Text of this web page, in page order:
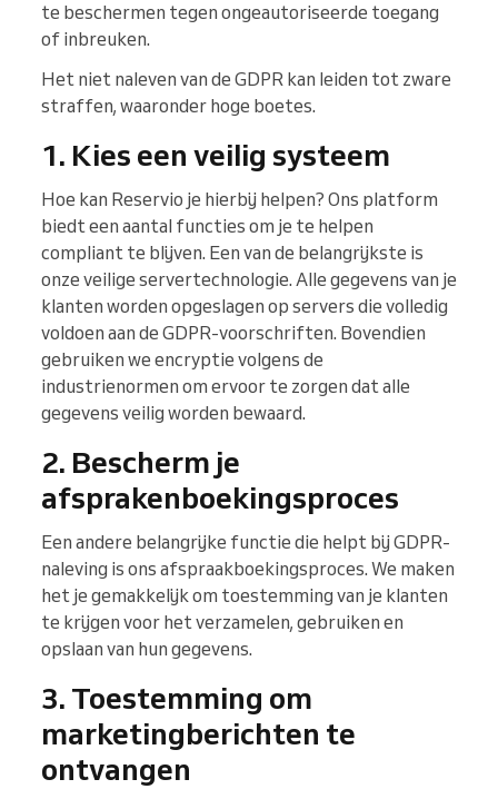
te beschermen tegen ongeautoriseerde toegang
of inbreuken.
Het niet naleven van de GDPR kan leiden tot zware
straffen, waaronder hoge boetes.
1. Kies een veilig systeem
Hoe kan Reservio je hierbij helpen? Ons platform
biedt een aantal functies om je te helpen
compliant te blijven. Een van de belangrijkste is
onze veilige servertechnologie. Alle gegevens van je
klanten worden opgeslagen op servers die volledig
voldoen aan de GDPR-voorschriften. Bovendien
gebruiken we encryptie volgens de
industrienormen om ervoor te zorgen dat alle
gegevens veilig worden bewaard.
2. Bescherm je
afsprakenboekingsproces
Een andere belangrijke functie die helpt bij GDPR-
naleving is ons afspraakboekingsproces. We maken
het je gemakkelijk om toestemming van je klanten
te krijgen voor het verzamelen, gebruiken en
opslaan van hun gegevens.
3. Toestemming om
marketingberichten te
ontvangen